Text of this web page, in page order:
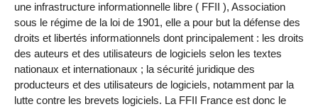
une infrastructure informationnelle libre ( FFII ), Association
sous le régime de la loi de 1901, elle a pour but la défense des
droits et libertés informationnels dont principalement : les droits
des auteurs et des utilisateurs de logiciels selon les textes
nationaux et internationaux ; la sécurité juridique des
producteurs et des utilisateurs de logiciels, notamment par la
lutte contre les brevets logiciels. La FFII France est donc le